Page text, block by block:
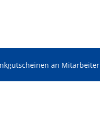
an Mitarbeiter